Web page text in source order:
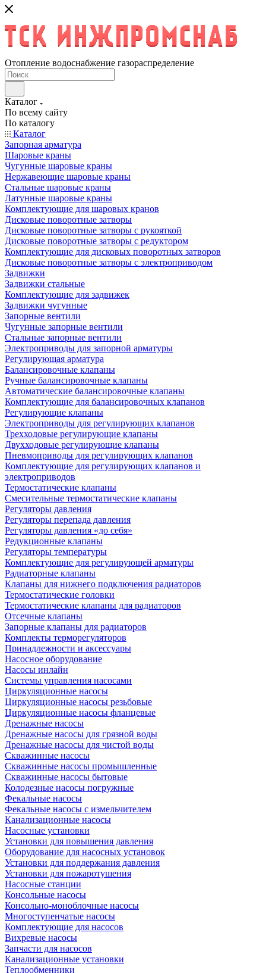
Отопление водоснабжение газораспределение
Каталог
По всему сайту
По каталогу
Каталог
Запорная арматура
Шаровые краны
Чугунные шаровые краны
Нержавеющие шаровые краны
Стальные шаровые краны
Латунные шаровые краны
Комплектующие для шаровых кранов
Дисковые поворотные затворы
Дисковые поворотные затворы с рукояткой
Дисковые поворотные затворы с редуктором
Комплектующие для дисковых поворотных затворов
Дисковые поворотные затворы с электроприводом
Задвижки
Задвижки стальные
Комплектующие для задвижек
Задвижки чугунные
Запорные вентили
Чугунные запорные вентили
Стальные запорные вентили
Электроприводы для запорной арматуры
Регулирующая арматура
Балансировочные клапаны
Ручные балансировочные клапаны
Автоматические балансировочные клапаны
Комплектующие для балансировочных клапанов
Регулирующие клапаны
Электроприводы для регулирующих клапанов
Трехходовые регулирующие клапаны
Двухходовые регулирующие клапаны
Пневмоприводы для регулирующих клапанов
Комплектующие для регулирующих клапанов и
электроприводов
Термостатические клапаны
Смесительные термостатические клапаны
Регуляторы давления
Регуляторы перепада давления
Регуляторы давления «до себя»
Редукционные клапаны
Регуляторы температуры
Комплектующие для регулирующей арматуры
Радиаторные клапаны
Клапаны для нижнего подключения радиаторов
Термостатические головки
Термостатические клапаны для радиаторов
Отсечные клапаны
Запорные клапаны для радиаторов
Комплекты терморегуляторов
Принадлежности и аксессуары
Насосное оборудование
Насосы инлайн
Системы управления насосами
Циркуляционные насосы
Циркуляционные насосы резьбовые
Циркуляционные насосы фланцевые
Дренажные насосы
Дренажные насосы для грязной воды
Дренажные насосы для чистой воды
Скважинные насосы
Скважинные насосы промышленные
Скважинные насосы бытовые
Колодезные насосы погружные
Фекальные насосы
Фекальные насосы с измельчителем
Канализационные насосы
Насосные установки
Установки для повышения давления
Оборудование для насосных установок
Установки для поддержания давления
Установки для пожаротушения
Насосные станции
Консольные насосы
Консольно-моноблочные насосы
Многоступенчатые насосы
Комплектующие для насосов
Вихревые насосы
Запчасти для насосов
Канализационные установки
Теплообменники